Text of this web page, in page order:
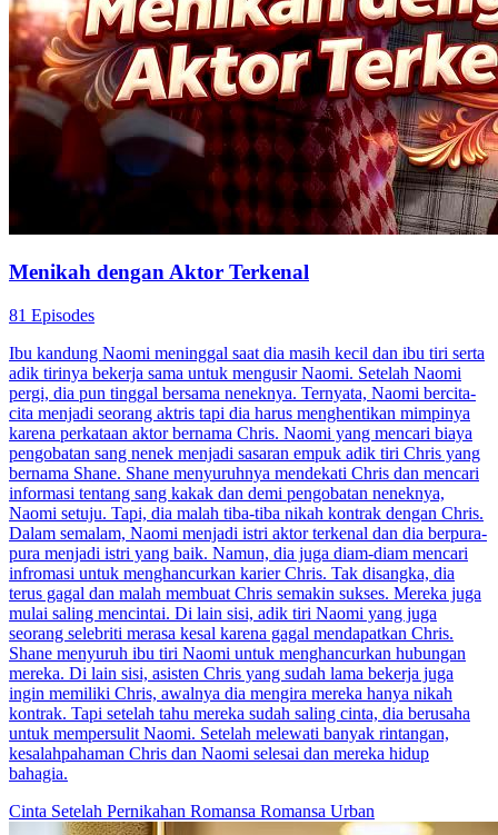
Menikah dengan Aktor Terkenal
81 Episodes
Ibu kandung Naomi meninggal saat dia masih kecil dan ibu tiri serta
adik tirinya bekerja sama untuk mengusir Naomi. Setelah Naomi
pergi, dia pun tinggal bersama neneknya. Ternyata, Naomi bercita-
cita menjadi seorang aktris tapi dia harus menghentikan mimpinya
karena perkataan aktor bernama Chris. Naomi yang mencari biaya
pengobatan sang nenek menjadi sasaran empuk adik tiri Chris yang
bernama Shane. Shane menyuruhnya mendekati Chris dan mencari
informasi tentang sang kakak dan demi pengobatan neneknya,
Naomi setuju. Tapi, dia malah tiba-tiba nikah kontrak dengan Chris.
Dalam semalam, Naomi menjadi istri aktor terkenal dan dia berpura-
pura menjadi istri yang baik. Namun, dia juga diam-diam mencari
infromasi untuk menghancurkan karier Chris. Tak disangka, dia
terus gagal dan malah membuat Chris semakin sukses. Mereka juga
mulai saling mencintai. Di lain sisi, adik tiri Naomi yang juga
seorang selebriti merasa kesal karena gagal mendapatkan Chris.
Shane menyuruh ibu tiri Naomi untuk menghancurkan hubungan
mereka. Di lain sisi, asisten Chris yang sudah lama bekerja juga
ingin memiliki Chris, awalnya dia mengira mereka hanya nikah
kontrak. Tapi setelah tahu mereka sudah saling cinta, dia berusaha
untuk mempersulit Naomi. Setelah melewati banyak rintangan,
kesalahpahaman Chris dan Naomi selesai dan mereka hidup
bahagia.
Cinta Setelah Pernikahan Romansa Romansa Urban